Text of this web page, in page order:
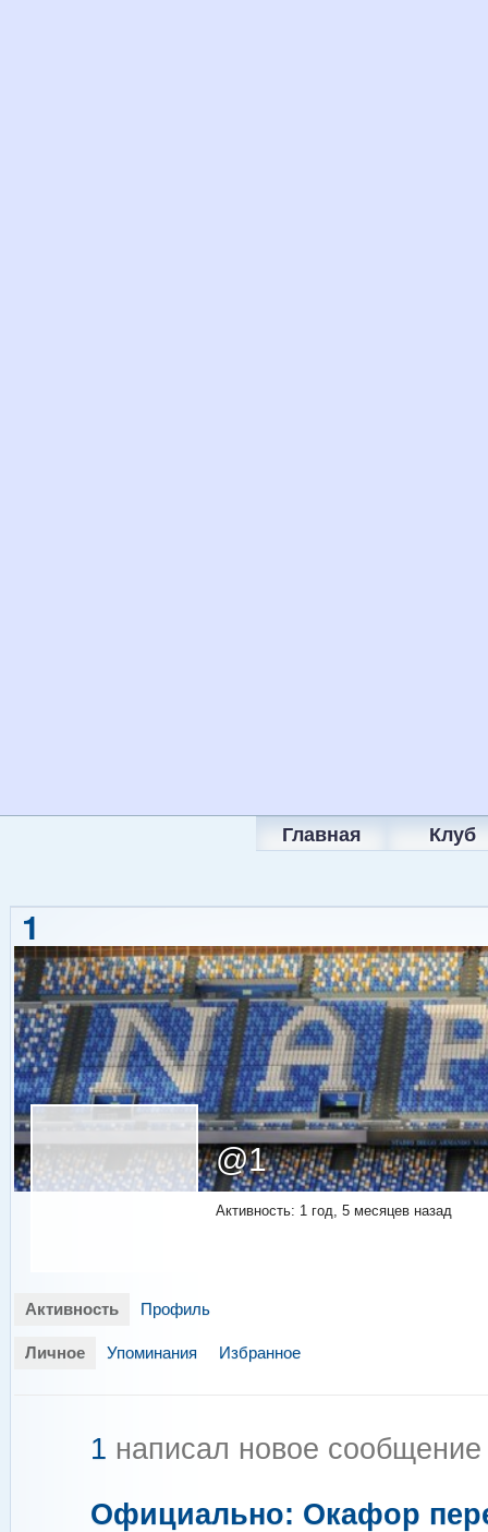
Главная Клуб
1
@1
Активность: 1 год, 5 месяцев назад
Активность Профиль
Личное Упоминания Избранное
1 написал новое
Официально: Окафор